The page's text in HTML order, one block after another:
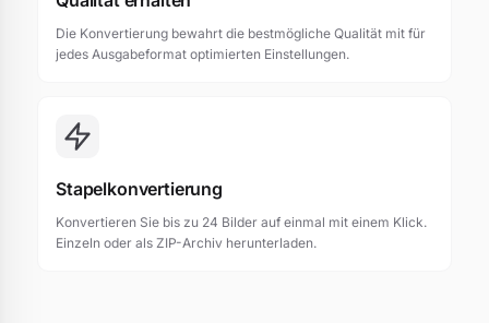
Die Konvertierung bewahrt die bestmögliche Qualität mit für
jedes Ausgabeformat optimierten Einstellungen.
Stapelkonvertierung
Konvertieren Sie bis zu 24 Bilder auf einmal mit einem Klick.
Einzeln oder als ZIP-Archiv herunterladen.